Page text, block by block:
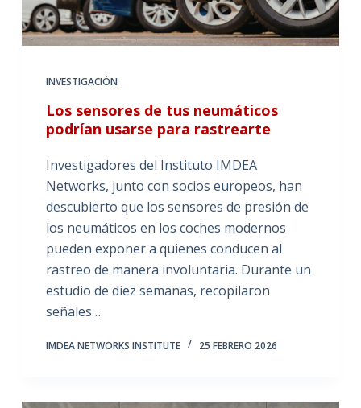
INVESTIGACIÓN
Los sensores de tus neumáticos
podrían usarse para rastrearte
Investigadores del Instituto IMDEA
Networks, junto con socios europeos, han
descubierto que los sensores de presión de
los neumáticos en los coches modernos
pueden exponer a quienes conducen al
rastreo de manera involuntaria. Durante un
estudio de diez semanas, recopilaron
señales…
IMDEA NETWORKS INSTITUTE 25 FEBRERO 2026